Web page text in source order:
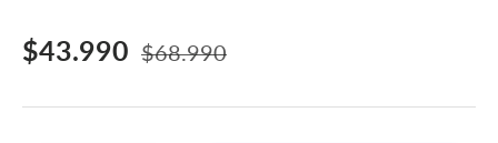
Precio de venta
$43.990 Precio normal
$68.990